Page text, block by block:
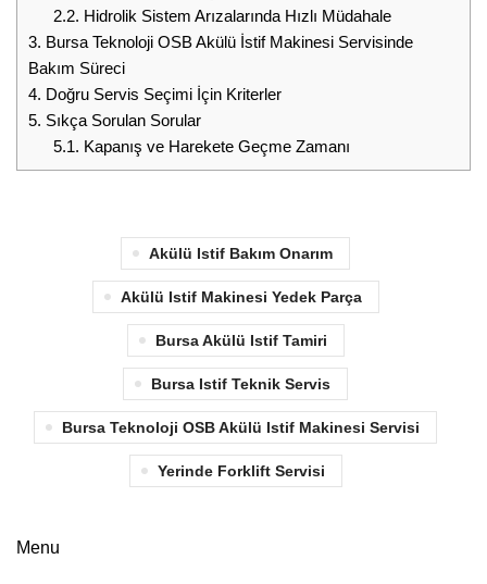
2.2. Hidrolik Sistem Arızalarında Hızlı Müdahale
3. Bursa Teknoloji OSB Akülü İstif Makinesi Servisinde
Bakım Süreci
4. Doğru Servis Seçimi İçin Kriterler
5. Sıkça Sorulan Sorular
5.1. Kapanış ve Harekete Geçme Zamanı
Akülü Istif Bakım Onarım
Akülü Istif Makinesi Yedek Parça
Bursa Akülü Istif Tamiri
Bursa Istif Teknik Servis
Bursa Teknoloji OSB Akülü Istif Makinesi Servisi
Yerinde Forklift Servisi
Menu